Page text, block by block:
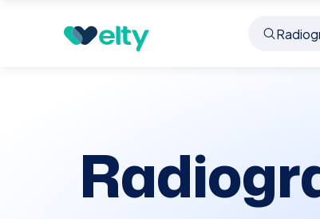
Prenota visita Radiografia Torace Rx